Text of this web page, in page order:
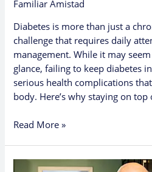
Familiar Amistad
Diabetes is more than just a
challenge that requires daily
management. While it may
glance, failing to keep diabetes
serious health complications
body. Here’s why staying on
Read More »